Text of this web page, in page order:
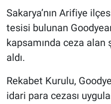
Sakarya’nın Arifiye
tesisi bulunan
kapsamında ceza alan
aldı.
Rekabet Kurulu,
idari para cezası